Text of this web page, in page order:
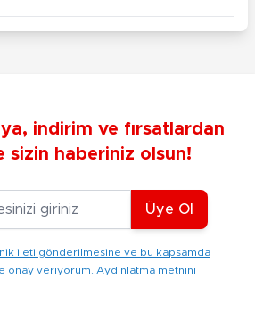
indirim ve fırsatlardan
sizin haberiniz olsun!
E-posta Adresiniz
Üye Ol
ileti gönderilmesine ve bu kapsamda
onay veriyorum. Aydınlatma metnini